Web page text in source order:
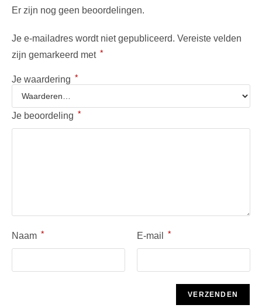
Er zijn nog geen beoordelingen.
Je e-mailadres wordt niet gepubliceerd. Vereiste velden
zijn gemarkeerd met *
Je waardering *
Je beoordeling *
Naam * E-mail *